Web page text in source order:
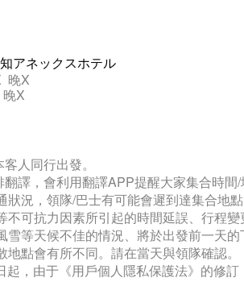
アネックスホテル
晚X
晚X
人同行出發。
譯，會利用翻譯APP提醒大家集合時間/
狀況，領隊/巴士有可能會遲到達集合地
不可抗力因素所引起的時間延誤、行程
雪等天候不佳的情況、將於出發前一天
地點會有所不同。請在當天與領隊確認。
起，由于《用戶個人隱私保護法》的修